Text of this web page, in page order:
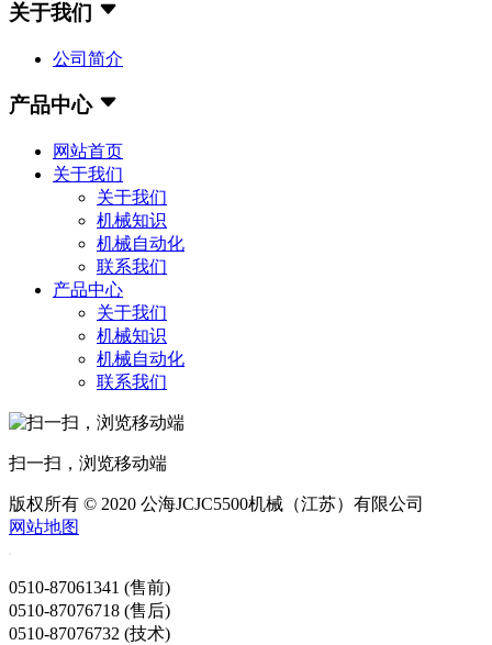
关于我们
公司简介
产品中心
网站首页
关于我们
关于我们
机械知识
机械自动化
联系我们
产品中心
关于我们
机械知识
机械自动化
联系我们
扫一扫，浏览移动端
版权所有 © 2020 公海JCJC5500机械（江苏）有限公司
网站地图
0510-87061341 (售前)
0510-87076718 (售后)
0510-87076732 (技术)